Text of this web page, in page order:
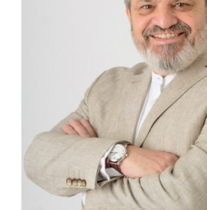
Guarda mi nombre,
este navegador para
comente.
Este sitio esta
reCAPTCHA y la
privacidady los
de Googlese